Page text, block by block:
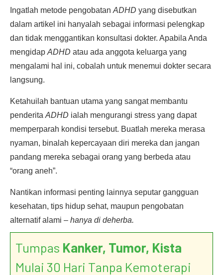
Ingatlah metode pengobatan ADHD yang disebutkan
dalam artikel ini hanyalah sebagai informasi pelengkap
dan tidak menggantikan konsultasi dokter. Apabila Anda
mengidap ADHD atau ada anggota keluarga yang
mengalami hal ini, cobalah untuk menemui dokter secara
langsung.
Ketahuilah bantuan utama yang sangat membantu
penderita ADHD ialah mengurangi stress yang dapat
memperparah kondisi tersebut. Buatlah mereka merasa
nyaman, binalah kepercayaan diri mereka dan jangan
pandang mereka sebagai orang yang berbeda atau
“orang aneh”.
Nantikan informasi penting lainnya seputar gangguan
kesehatan, tips hidup sehat, maupun pengobatan
alternatif alami – hanya di deherba.
Tumpas Kanker, Tumor, Kista
Mulai 30 Hari Tanpa Kemoterapi